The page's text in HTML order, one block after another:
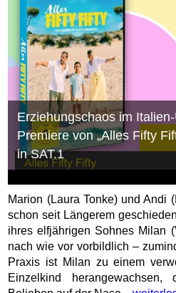
Erziehungschaos im
Premiere von „Alles Fifty
in SAT.1
Marion (Laura Tonke) und Andi
schon seit Längerem
ihres elfjährigen Sohnes Milan
nach wie vor vorbildlich –
Praxis ist Milan zu einem
Einzelkind